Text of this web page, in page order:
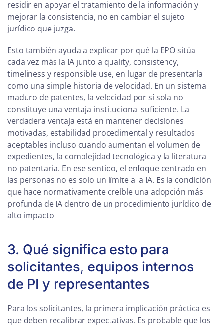
residir en apoyar el tratamiento de la información y
mejorar la consistencia, no en cambiar el sujeto
jurídico que juzga.
Esto también ayuda a explicar por qué la EPO sitúa
cada vez más la IA junto a quality, consistency,
timeliness y responsible use, en lugar de presentarla
como una simple historia de velocidad. En un sistema
maduro de patentes, la velocidad por sí sola no
constituye una ventaja institucional suficiente. La
verdadera ventaja está en mantener decisiones
motivadas, estabilidad procedimental y resultados
aceptables incluso cuando aumentan el volumen de
expedientes, la complejidad tecnológica y la literatura
no patentaria. En ese sentido, el enfoque centrado en
las personas no es solo un límite a la IA. Es la condición
que hace normativamente creíble una adopción más
profunda de IA dentro de un procedimiento jurídico de
alto impacto.
3. Qué significa esto para
solicitantes, equipos internos
de PI y representantes
Para los solicitantes, la primera implicación práctica es
que deben recalibrar expectativas. Es probable que los